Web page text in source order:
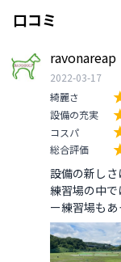
口コミ
ravonareap
2022-03-17
綺麗さ
設備の充実
コスパ
総合評価
設備の新し
練習場の中
ー練習場もあ